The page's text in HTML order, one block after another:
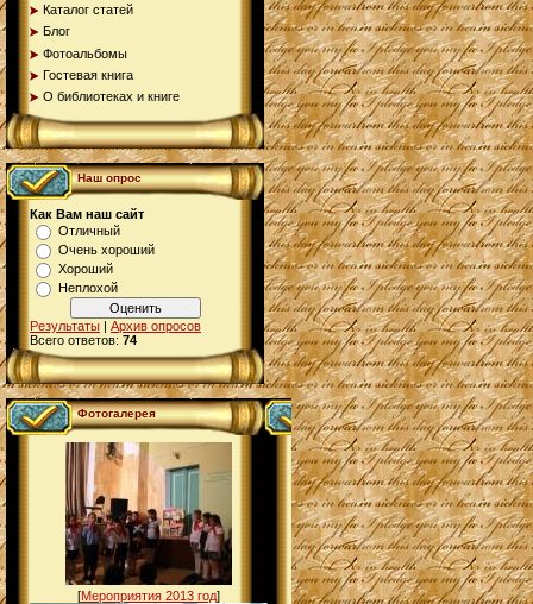
Каталог статей
Блог
Фотоальбомы
Гостевая книга
О библиотеках и книге
Наш опрос
Как Вам наш сайт
Отличный
Очень хороший
Хороший
Неплохой
Результаты | Архив опросов
Всего ответов: 74
Фотогалерея
[Мероприятия 2013 год]